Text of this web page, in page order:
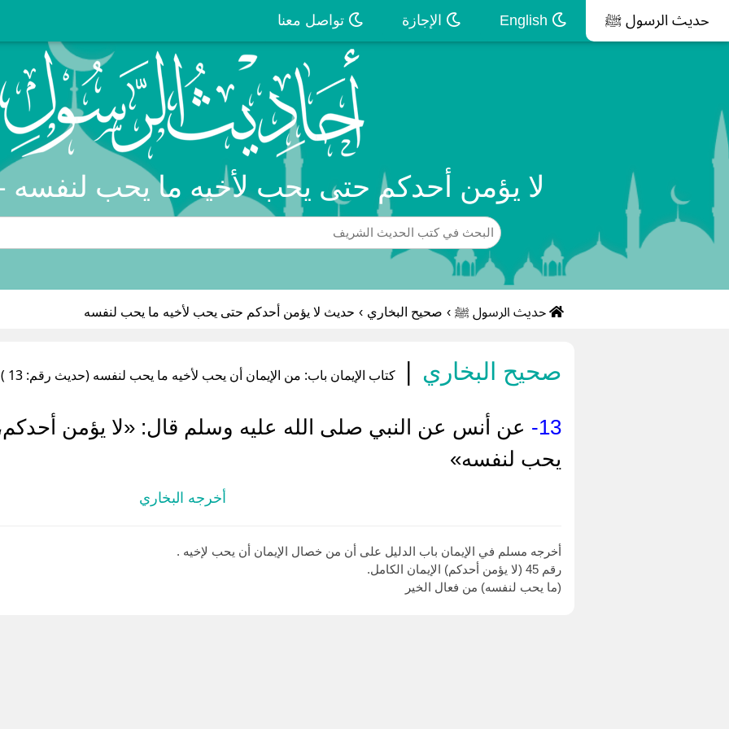
حديث الرسول ﷺ الإجازة تواصل معنا
لا يؤمن أحدكم حتى يحب لأخيه ما يحب لنفسه
حديث الرسول ﷺ › صحيح البخاري › حديث لا يؤمن أحدكم حتى يحب لأخيه ما يحب لنفسه
صحيح البخاري | كتاب الإيمان باب: من الإيمان أن يحب لأخيه ما يحب لنفسه (حديث رقم: 13 )
13-
عن أنس عن النبي صلى الله عليه وسلم قال: «لا يؤمن
يحب لنفسه»
أخرجه البخاري
أخرجه مسلم في الإيمان باب الدليل على أن من خصال الإيمان أن يحب لإخيه .
رقم 45 (لا يؤمن أحدكم) الإيمان الكامل.
(ما يحب لنفسه) من فعال الخير